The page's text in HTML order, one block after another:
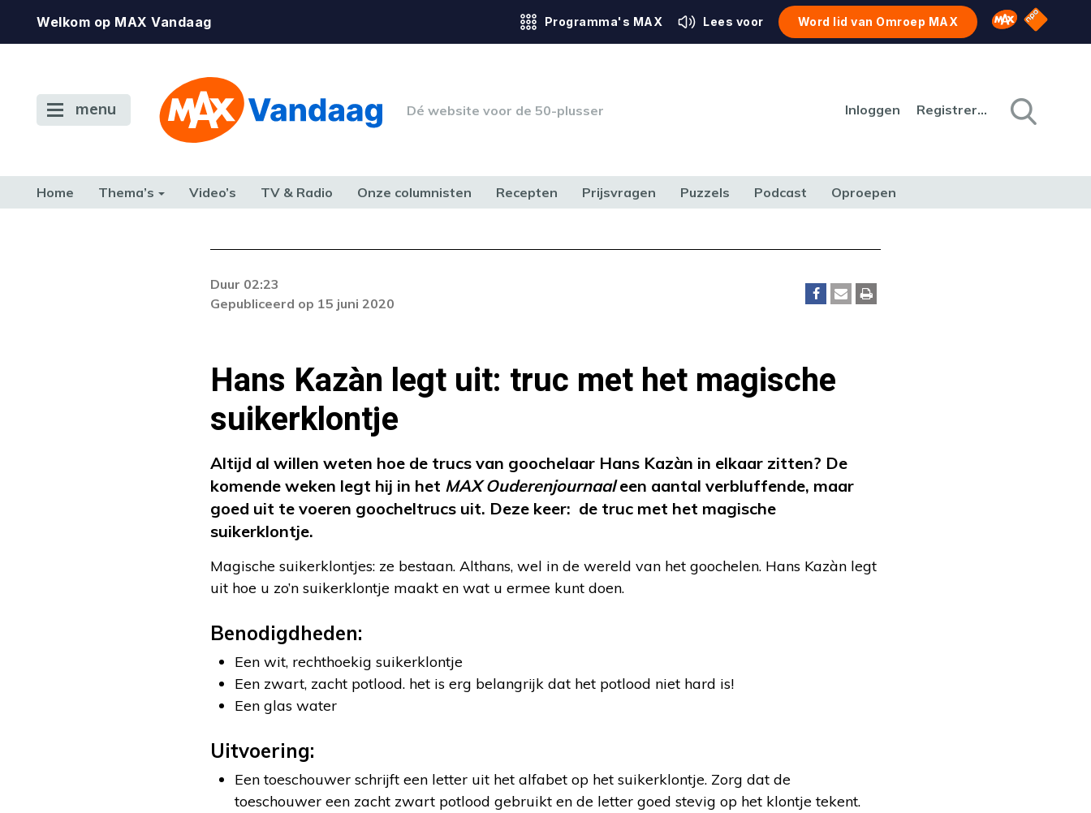
Welkom op MAX Vandaag Programma's MAX Lees voor Word lid van Omroep MAX Omroep MAX
NPO
menu Dé website voor de 50-plusser Inloggen Registreren
Home Thema’s Video’s TV & Radio Onze columnisten Recepten Prijsvragen Puzzels Podcast Oproepen
Duur 02:23
Gepubliceerd op 15 juni 2020
Hans Kazàn legt uit: truc met het magische
suikerklontje
Altijd al willen weten hoe de trucs van goochelaar Hans Kazàn in elkaar zitten? De
komende weken legt hij in het MAX Ouderenjournaaleen aantal verbluffende, maar
goed uit te voeren goocheltrucs uit. Deze keer: de truc met het magische
suikerklontje.
Magische suikerklontjes: ze bestaan. Althans, wel in de wereld van het goochelen. Hans Kazàn legt
uit hoe u zo’n suikerklontje maakt en wat u ermee kunt doen.
Benodigdheden:
Een wit, rechthoekig suikerklontje
Een zwart, zacht potlood. het is erg belangrijk dat het potlood niet hard is!
Een glas water
Uitvoering:
Een toeschouwer schrijft een letter uit het alfabet op het suikerklontje. Zorg dat de
toeschouwer een zacht zwart potlood gebruikt en de letter goed stevig op het klontje tekent.